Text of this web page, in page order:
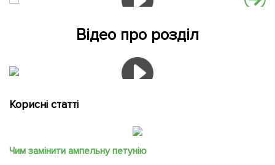
Відео про розділ
Корисні статті
Чим замінити ампельну петунію